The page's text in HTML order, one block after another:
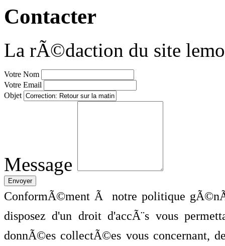
Contacter
La rÃ©daction du site
Votre Nom
Votre Email
Objet
Message
ConformÃ©ment Ã notre politique
disposez d'un droit d'accÃ¨s vous
donnÃ©es collectÃ©es vous concernant,